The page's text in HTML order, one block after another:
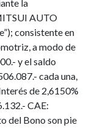
la
AUTO
consistente en
a modo de
y el saldo
cada una,
de 2,6150%
CAE:
del Bono son pie